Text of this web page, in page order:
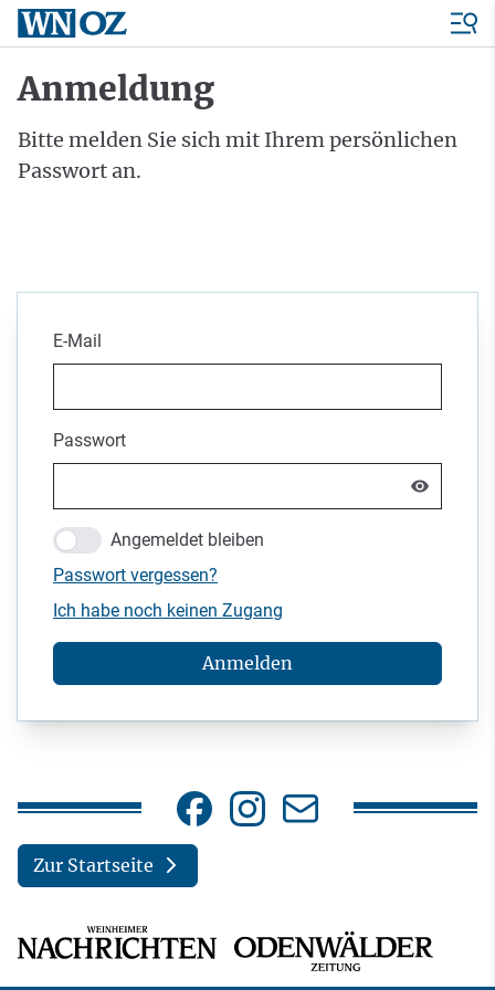
Anmeldung
Bitte melden Sie sich mit Ihrem persönlichen
Passwort an.
E-Mail
Passwort
Angemeldet bleiben
Passwort vergessen?
Ich habe noch keinen Zugang
Anmelden
Zur Startseite